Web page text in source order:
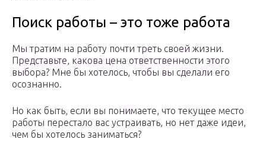
Поиск работы – это тоже работа
Мы тратим на работу почти треть своей жизни.
Представьте, какова цена ответственности этого
выбора? Мне бы хотелось, чтобы вы сделали его
осознанно.
Но как быть, если вы понимаете, что текущее место
работы перестало вас устраивать, но нет даже идеи,
чем бы хотелось заниматься?